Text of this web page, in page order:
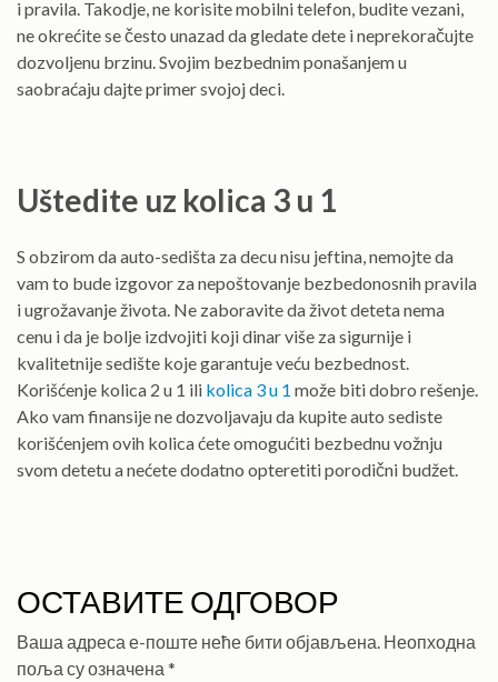
i pravila. Takodje, ne korisite mobilni telefon, budite vezani,
ne okrećite se često unazad da gledate dete i neprekoračujte
dozvoljenu brzinu. Svojim bezbednim ponašanjem u
saobraćaju dajte primer svojoj deci.
Uštedite uz kolica 3 u 1
S obzirom da auto-sedišta za decu nisu jeftina, nemojte da
vam to bude izgovor za nepoštovanje bezbedonosnih pravila
i ugrožavanje života. Ne zaboravite da život deteta nema
cenu i da je bolje izdvojiti koji dinar više za sigurnije i
kvalitetnije sedište koje garantuje veću bezbednost.
Korišćenje kolica 2 u 1 ili kolica 3 u 1 može biti dobro rešenje.
Ako vam finansije ne dozvoljavaju da kupite auto sediste
korišćenjem ovih kolica ćete omogućiti bezbednu vožnju
svom detetu a nećete dodatno opteretiti porodični budžet.
ОСТАВИТЕ ОДГОВОР
Ваша адреса е-поште неће бити објављена. Неопходна
поља су означена *